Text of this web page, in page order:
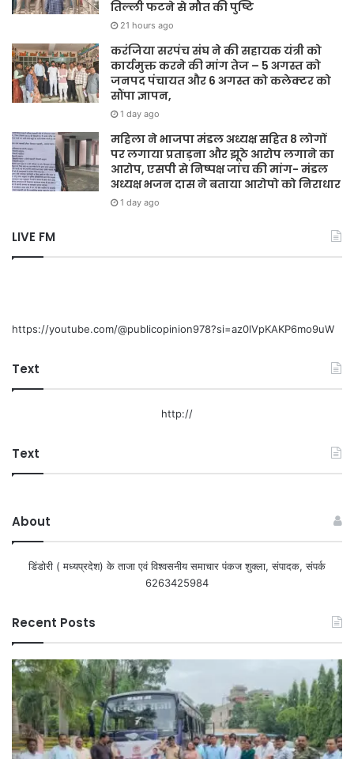
तिल्ली फटने से मौत की पुष्टि
21 hours ago
करंजिया सरपंच संघ ने की सहायक यंत्री को
कार्यमुक्त करने की मांग तेज – 5 अगस्त को
जनपद पंचायत और 6 अगस्त को कलेक्टर को
सौंपा ज्ञापन,
1 day ago
महिला ने भाजपा मंडल अध्यक्ष सहित 8 लोगों
पर लगाया प्रताड़ना और झूठे आरोप लगाने का
आरोप, एसपी से निष्पक्ष जांच की मांग- मंडल
अध्यक्ष भजन दास ने बताया आरोपो को निराधार
1 day ago
LIVE FM
https://youtube.com/@publicopinion978?si=az0lVpKAKP6mo9uW
Text
http://
Text
About
डिंडोरी ( मध्यप्रदेश) के ताजा एवं विश्वसनीय समाचार पंकज शुक्ला, संपादक, संपर्क
6263425984
Recent Posts